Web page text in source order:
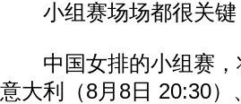
小组赛场场都很关键
中国女排的小组赛，
意大利（8月8日 20:30